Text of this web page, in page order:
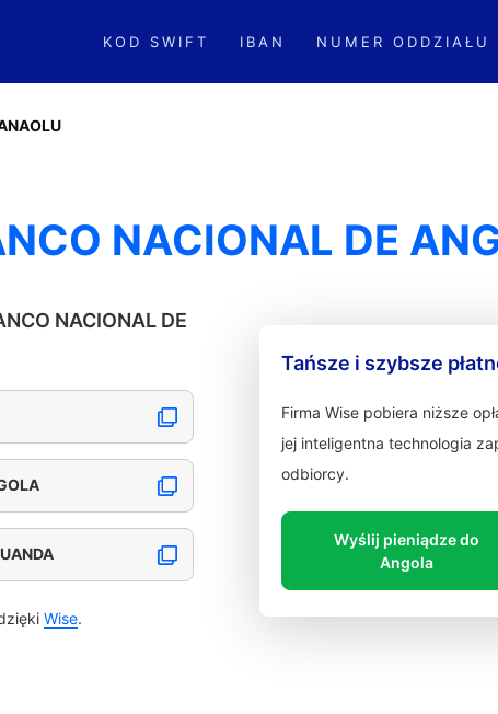
KOD SWIFT IBAN NUMER ODDZIAŁU
NACIONAL DE
NACIONAL DE
Wise.
Tańsze i szybsze
Firma Wise pobiera niższe
jej inteligentna technologia
odbiorcy.
Wyślij pieniądze do
Angola